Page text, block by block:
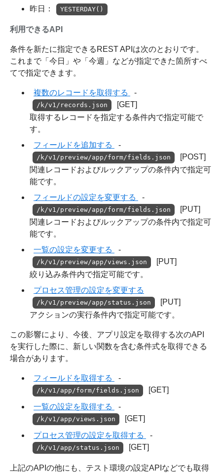
昨日： YESTERDAY()
利用できるAPI
条件を新たに指定できるREST APIは次のとおりです。
これまで「今日」や「今週」などが指定できた箇所すべ
てで指定できます。
複数のレコードを取得する -
/k/v1/records.json
[GET]
取得するレコードを指定する条件内で指定可能で
す。
フィールドを追加する
-
/k/v1/preview/app/form/fields.json
[POST]
関連レコードおよびルックアップの条件内で指定可
能です。
フィールドの設定を変更する
-
/k/v1/preview/app/form/fields.json
[PUT]
関連レコードおよびルックアップの条件内で指定可
能です。
一覧の設定を変更する
-
/k/v1/preview/app/views.json
[PUT]
絞り込み条件内で指定可能です。
プロセス管理の設定を変更する
/k/v1/preview/app/status.json
[PUT]
アクションの実行条件内で指定可能です。
この影響により、今後、アプリ設定を取得する次のAPI
を実行した際に、新しい関数を含む条件式を取得できる
場合があります。
フィールドを取得する -
/k/v1/app/form/fields.json
[GET]
一覧の設定を取得する
-
/k/v1/app/views.json
[GET]
プロセス管理の設定を取得する
-
/k/v1/app/status.json [GET]
上記のAPIの他にも、テスト環境の設定APIなどでも取得